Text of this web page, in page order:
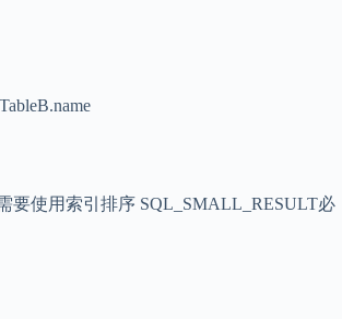
要使用索引排序 SQL_SMALL_RESULT必